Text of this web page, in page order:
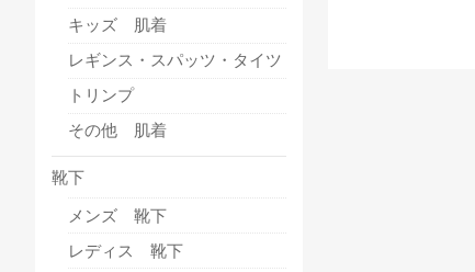
キッズ 肌着
レギンス・スパッツ・タイツ
トリンプ
その他 肌着
靴下
メンズ 靴下
レディス 靴下